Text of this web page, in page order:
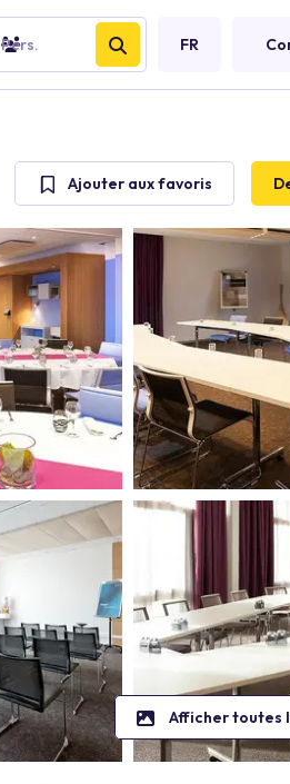
Pers. FR
Ajouter aux favoris
Afficher toutes